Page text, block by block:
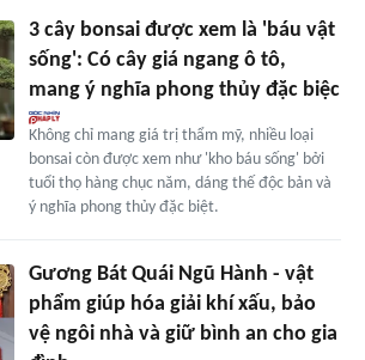
3 cây bonsai được xem là 'báu vật
sống': Có cây giá ngang ô tô,
mang ý nghĩa phong thủy đặc biệc
Không chỉ mang giá trị thẩm mỹ, nhiều loại
bonsai còn được xem như 'kho báu sống' bởi
tuổi thọ hàng chục năm, dáng thế độc bản và
ý nghĩa phong thủy đặc biệt.
Gương Bát Quái Ngũ Hành - vật
phẩm giúp hóa giải khí xấu, bảo
vệ ngôi nhà và giữ bình an cho gia